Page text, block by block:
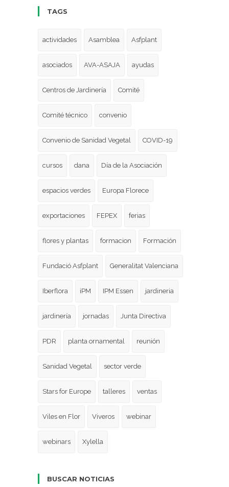
TAGS
actividades Asamblea Asfplant
asociados AVA-ASAJA ayudas
Centros de Jardinería Comité
Comité técnico convenio
Convenio de Sanidad Vegetal COVID-19
cursos dana Día de la Asociación
espacios verdes Europa Florece
exportaciones FEPEX ferias
flores y plantas formacion Formación
Fundació Asfplant Generalitat Valenciana
Iberflora iPM IPM Essen jardineria
jardinería jornadas Junta Directiva
PDR planta ornamental reunión
Sanidad Vegetal sector verde
Stars for Europe talleres ventas
Viles en Flor Viveros webinar
webinars Xylella
BUSCAR NOTICIAS